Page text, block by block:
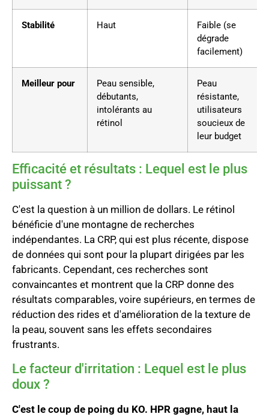
Stabilité Haut
Faible (se
dégrade
facilement)
Meilleur pour
Peau sensible,
débutants,
intolérants au
rétinol
Peau
résistante,
utilisateurs
soucieux de
leur budget
Efficacité et résultats : Lequel est le plus
puissant ?
C'est la question à un million de dollars. Le rétinol
bénéficie d'une montagne de recherches
indépendantes. La CRP, qui est plus récente, dispose
de données qui sont pour la plupart dirigées par les
fabricants. Cependant, ces recherches sont
convaincantes et montrent que la CRP donne des
résultats comparables, voire supérieurs, en termes de
réduction des rides et d'amélioration de la texture de
la peau, souvent sans les effets secondaires
frustrants.
Le facteur d'irritation : Lequel est le plus
doux ?
C'est le coup de poing du KO. HPR gagne, haut la